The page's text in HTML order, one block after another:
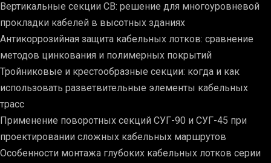
Вертикальные секции СВ: решение для многоуровневой
прокладки кабелей в высотных зданиях
Антикоррозийная защита кабельных лотков: сравнение
методов цинкования и полимерных покрытий
Тройниковые и крестообразные секции: когда и как
использовать разветвительные элементы кабельных
трасс
Применение поворотных секций СУГ-90 и СУГ-45 при
проектировании сложных кабельных маршрутов
Особенности монтажа глубоких кабельных лотков серии